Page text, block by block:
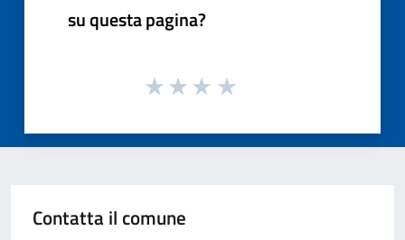
su questa pagina?
Contatta il comune